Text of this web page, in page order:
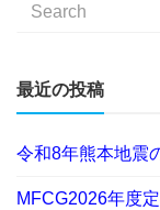
最近の投稿
令和8年熊本地震
MFCG2026年度